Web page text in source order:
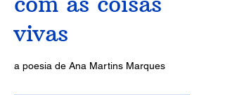
vivas
a poesia de Ana Martins Marques